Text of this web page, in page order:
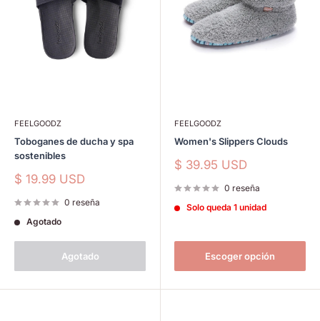
FEELGOODZ
Toboganes de ducha y spa
sostenibles
Precio
venta
$ 19.99 USD
0 reseña
Agotado
Agotado
FEELGOODZ
Women's Slippers Clouds
Precio
venta
$ 39.95 USD
0 reseña
Solo queda 1 unidad
Escoger opción